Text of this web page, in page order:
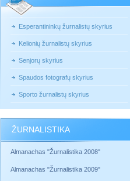
Esperantininkų žurnalistų skyrius
Kelionių žurnalistų skyrius
Senjorų skyrius
Spaudos fotografų skyrius
Sporto žurnalistų skyrius
ŽURNALISTIKA
Almanachas "Žurnalistika 2008"
Almanachas "Žurnalistika 2009"